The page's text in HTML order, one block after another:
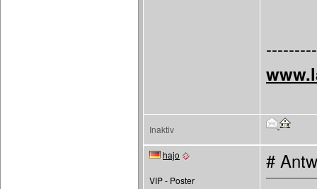
Inaktiv
hajo
VIP - Poster
#